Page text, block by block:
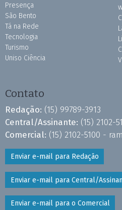
Presença
São Bento
Tá na Rede
Tecnologia
Turismo
Uniso Ciência
Contato
Redação: (15) 99789-3913
Central/Assinante: (15) 2102-
Comercial: (15) 2102-5100 -
Enviar e-mail para Redação
Enviar e-mail para Central/
Enviar e-mail para o Comercial